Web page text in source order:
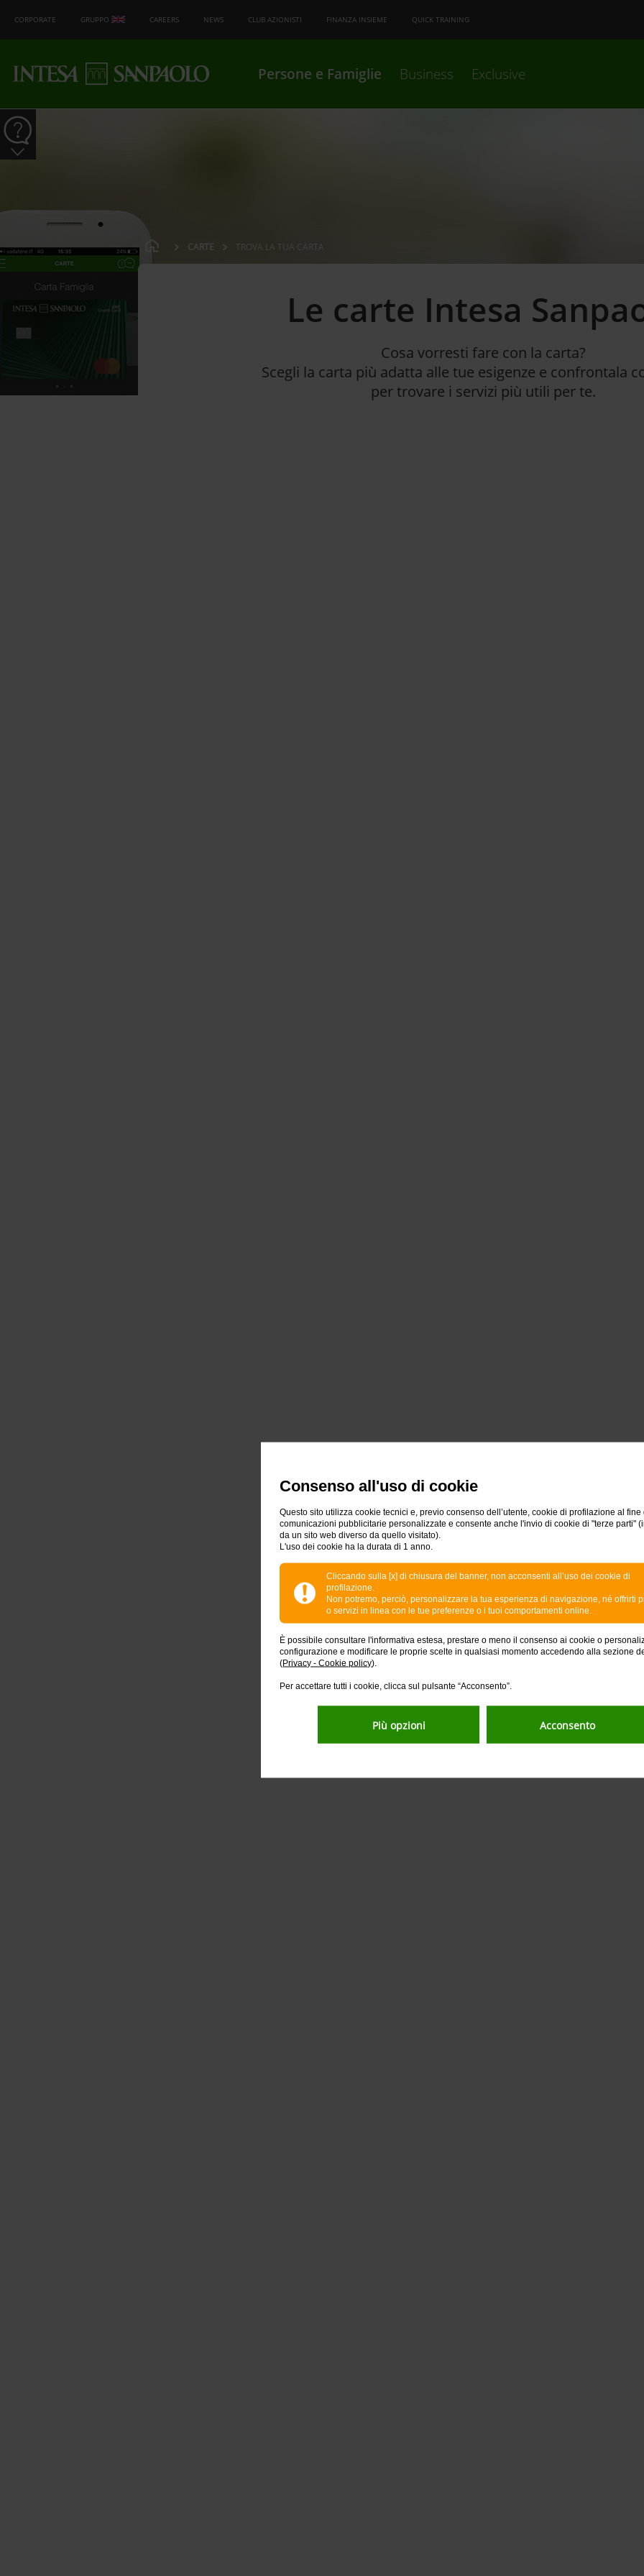
Consenso all'uso di cookie
Questo sito utilizza cookie tecnici e, previo consenso dell’utente, cookie di profilazione al fine
comunicazioni pubblicitarie personalizzate e consente anche l'invio di cookie di "terze parti"
da un sito web diverso da quello visitato).
L'uso dei cookie ha la durata di 1 anno.
Cliccando sulla [x] di chiusura del banner, non acconsenti all’uso dei cookie di
profilazione.
Non potremo, perciò, personalizzare la tua esperienza di navigazione, né offrirti
o servizi in linea con le tue preferenze o i tuoi comportamenti online.
È possibile consultare l'informativa estesa, prestare o meno il consenso ai cookie o
configurazione e modificare le proprie scelte in qualsiasi momento accedendo alla sezione
(Privacy - Cookie policy).
Per accettare tutti i cookie, clicca sul pulsante “Acconsento”.
Più opzioni Acconsento
CORPORATE GRUPPO CAREERS NEWS CLUB AZIONISTI FINANZA INSIEME QUICK TRAINING
Persone e Famiglie Business Exclusive
CARTE TROVA LA TUA CARTA
Le carte Intesa
Cosa vorresti fare con la carta?
Scegli la carta più adatta alle tue esigenze e confrontala
per trovare i servizi più utili per te.